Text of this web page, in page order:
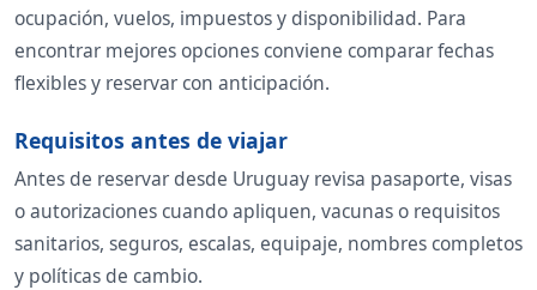
ocupación, vuelos, impuestos y disponibilidad. Para
encontrar mejores opciones conviene comparar fechas
flexibles y reservar con anticipación.
Requisitos antes de viajar
Antes de reservar desde Uruguay revisa pasaporte, visas
o autorizaciones cuando apliquen, vacunas o requisitos
sanitarios, seguros, escalas, equipaje, nombres completos
y políticas de cambio.